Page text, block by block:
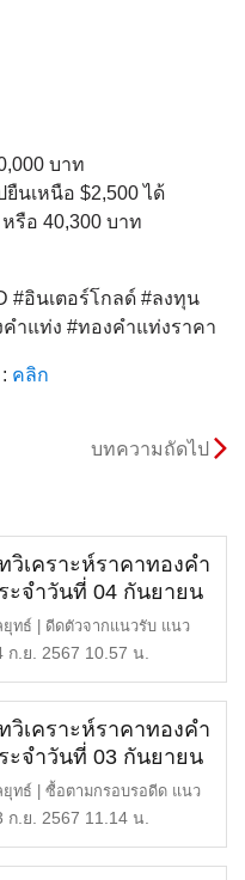
บาท
นเหนือ $2,500 ได้
รือ 40,300 บาท
#อินเตอร์โกลด์ #ลงทุน
ำแท่ง #ทองคำแท่งราคา
คลิก
บทความถัดไป
วิเคราะห์ราคาทองคำ
ะจำวันที่ 04 กันยายน
ยุทธ์ | ดีดตัวจากแนวรับ แนว
น | $2,500 หรือ 40,4 […]
ก.ย. 2567 10.57 น.
วิเคราะห์ราคาทองคำ
ะจำวันที่ 03 กันยายน
ยุทธ์ | ซื้อตามกรอบรอดีด แนว
น | $2,510 หรือ 40, […]
ก.ย. 2567 11.14 น.